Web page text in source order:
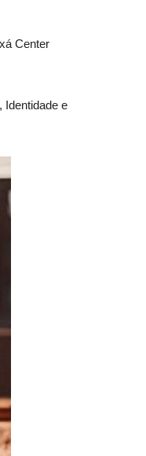
Center
Identidade e